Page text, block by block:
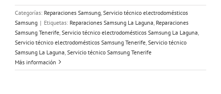
Categorías: Reparaciones Samsung Servicio técnico electrodomésticos
Samsung | Etiquetas: Reparaciones Samsung La Laguna Reparaciones
Samsung Tenerife Servicio técnico electrodomésticos Samsung La Laguna
Servicio técnico electrodomésticos Samsung Tenerife Servicio técnico
Samsung La Laguna Servicio técnico Samsung Tenerife
Más información